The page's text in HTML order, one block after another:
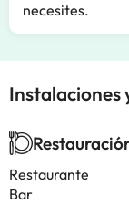
necesites.
Instalaciones
Restaurante
Bar